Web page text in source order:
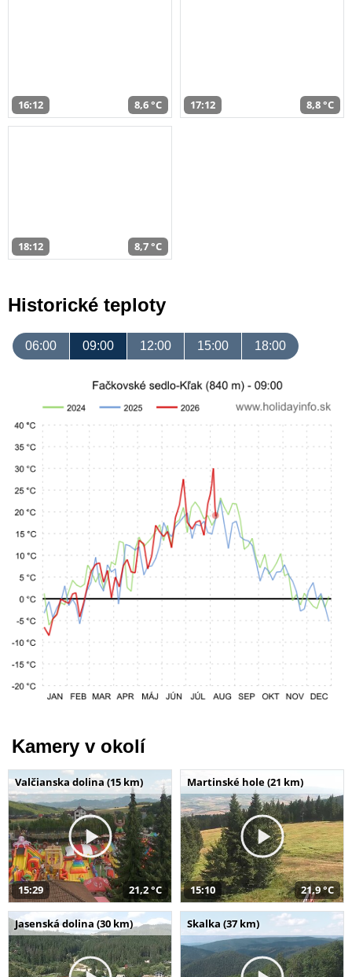
16:12 8,6 °C 17:12 8,8 °C
18:12 8,7 °C
Historické teploty
06:00 09:00 12:00 15:00 18:00
Kamery v okolí
Valčianska dolina (15 km)
15:29 21,2 °C
Martinské hole (21 km)
15:10 21,9 °C
Jasenská dolina (30 km) Skalka (37 km)